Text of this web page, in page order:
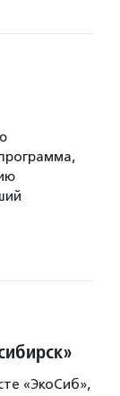
«ЭкоСиб»,